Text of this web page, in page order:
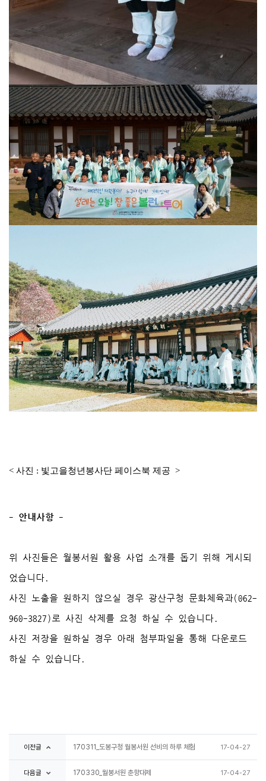
< 사진 : 빛고을청년봉사단 페이스북 제공 >
- 안내사항 -
위 사진들은 월봉서원 활용 사업 소개를 돕기 위해 게시되
었습니다.
사진 노출을 원하지 않으실 경우 광산구청 문화체육과(062-
960-3827)로 사진 삭제를 요청 하실 수 있습니다.
사진 저장을 원하실 경우 아래 첨부파일을 통해 다운로드
하실 수 있습니다.
이전글 170311_도봉구청 월봉서원 선비의 하루 체험 17-04-27
다음글 170330_월봉서원 춘향대제 17-04-27